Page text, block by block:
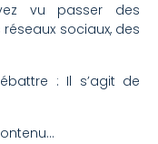
vu passer des
sociaux, des
: Il s’agit de